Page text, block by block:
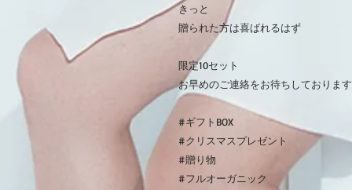
きっと
贈られた方は喜ばれるはず
限定10セット
お早めのご連絡をお待ちしておりま
#ギフトBOX
#クリスマスプレゼント
#贈り物
#フルオーガニック